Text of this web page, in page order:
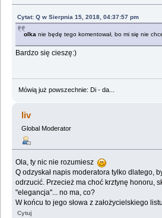
Cytat: Q w Sierpnia 15, 2018, 04:37:57 pm
olka nie będę tego komentował, bo mi się nie
Bardzo się cieszę:)
Mówią już powszechnie: Di - da...
liv
Global Moderator
Ola, ty nic nie rozumiesz
Q odzyskał napis moderatora tylko dlatego,
odrzucić. Przecież ma choć krztynę honoru,
"elegancja"... no ma, co?
W końcu to jego słowa z założycielskiego
Cytuj